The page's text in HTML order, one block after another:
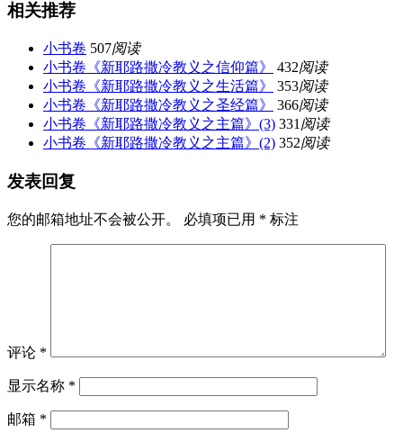
相关推荐
小书卷 507阅读
小书卷《新耶路撒冷教义之信仰篇》
432阅读
小书卷《新耶路撒冷教义之生活篇》
353阅读
小书卷《新耶路撒冷教义之圣经篇》
366阅读
小书卷《新耶路撒冷教义之主篇》(3) 331 阅读
小书卷《新耶路撒冷教义之主篇》(2) 352阅读
发表回复
您的邮箱地址不会被公开。 必填项已用 * 标注
评论 *
显示名称 *
邮箱 *